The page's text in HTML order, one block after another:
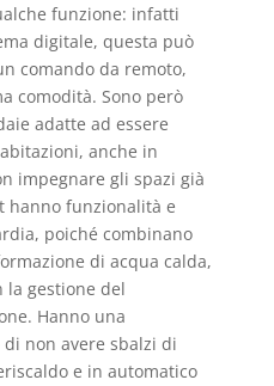
funzione: infatti
digitale, questa può
comando da remoto,
comodità. Sono però
adatte ad essere
anche in
impegnare gli spazi già
hanno funzionalità e
poiché combinano
di acqua calda,
la gestione del
Hanno una
non avere sbalzi di
e in automatico